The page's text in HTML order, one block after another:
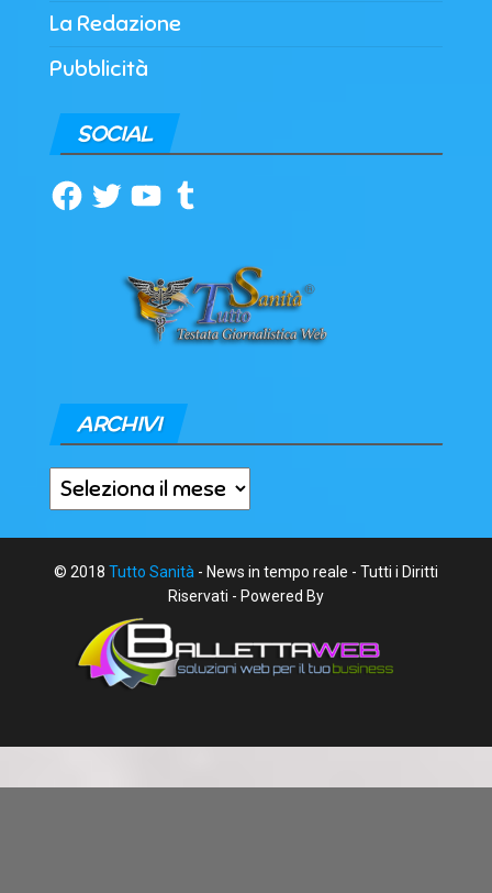
La Redazione
Pubblicità
SOCIAL
Facebook
TwitterYouTubeTumblr
ARCHIVI
Archivi
© 2018 Tutto Sanità - News in tempo reale - Tutti i Diritti
Riservati - Powered By